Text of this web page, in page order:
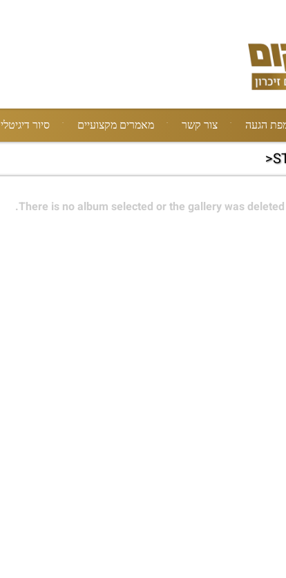
הגעה צור קשר מאמרים מקצועיים סיור דיגיטלי
There is no album selected or the gallery was deleted.